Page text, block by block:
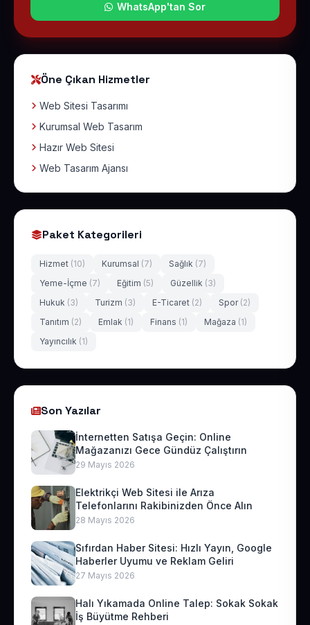
WhatsApp'tan Sor
Öne Çıkan Hizmetler
Web Sitesi Tasarımı
Kurumsal Web Tasarım
Hazır Web Sitesi
Web Tasarım Ajansı
Paket Kategorileri
Hizmet (10) Kurumsal (7) Sağlık (7)
Yeme-İçme (7) Eğitim (5) Güzellik (3)
Hukuk (3) Turizm (3) E-Ticaret (2) Spor (2)
Tanıtım (2) Emlak (1) Finans (1) Mağaza (1)
Yayıncılık (1)
Son Yazılar
İnternetten Satışa Geçin: Online
Mağazanızı Gece Gündüz Çalıştırın
29 Mayıs 2026
Elektrikçi Web Sitesi ile Arıza
Telefonlarını Rakibinizden Önce Alın
28 Mayıs 2026
Sıfırdan Haber Sitesi: Hızlı Yayın, Google
Haberler Uyumu ve Reklam Geliri
27 Mayıs 2026
Halı Yıkamada Online Talep: Sokak Sokak
İş Büyütme Rehberi